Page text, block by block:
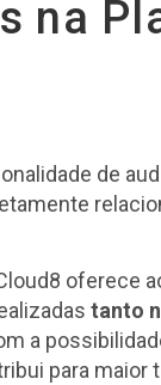
na
de
oferece
tanto
a
para maior